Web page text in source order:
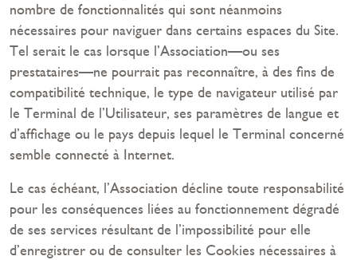
nombre de fonctionnalités qui sont néanmoins
nécessaires pour naviguer dans certains espaces du Site.
Tel serait le cas lorsque l’Association—ou ses
prestataires—ne pourrait pas reconnaître, à des fins de
compatibilité technique, le type de navigateur utilisé par
le Terminal de l’Utilisateur, ses paramètres de langue et
d’affichage ou le pays depuis lequel le Terminal concerné
semble connecté à Internet.
Le cas échéant, l’Association décline toute responsabilité
pour les conséquences liées au fonctionnement dégradé
de ses services résultant de l’impossibilité pour elle
d’enregistrer ou de consulter les Cookies nécessaires à